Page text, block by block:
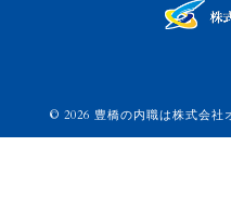
© 2026 豊橋の内職は株式会社